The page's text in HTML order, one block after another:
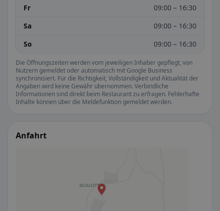
Fr
09:00 – 16:30
Sa
09:00 – 16:30
So
09:00 – 16:30
Die Öffnungszeiten werden vom jeweiligen Inhaber gepflegt, von
Nutzern gemeldet oder automatisch mit Google Business
synchronisiert. Für die Richtigkeit, Vollständigkeit und Aktualität der
Angaben wird keine Gewähr übernommen. Verbindliche
Informationen sind direkt beim Restaurant zu erfragen. Fehlerhafte
Inhalte können über die Meldefunktion gemeldet werden.
Anfahrt